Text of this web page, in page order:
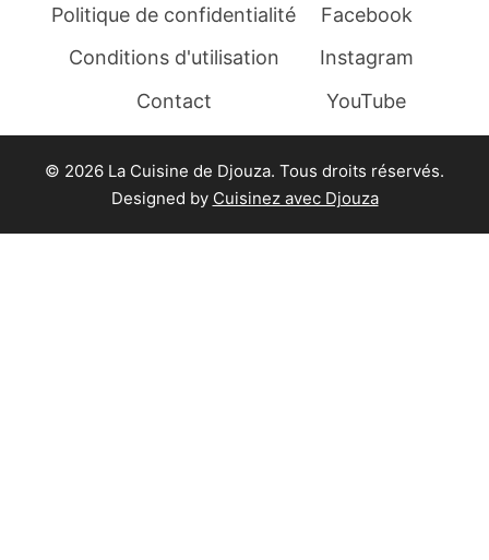
Politique de confidentialité
Conditions d'utilisation
Contact
Facebook
Instagram
YouTube
© 2026 La Cuisine de Djouza. Tous droits réservés.
Designed by Cuisinez avec Djouza